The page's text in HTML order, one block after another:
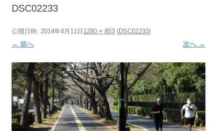
DSC02233
公開日時: 2014年4月11日 1280 × 853 (DSC02233)
← 前へ 次へ →